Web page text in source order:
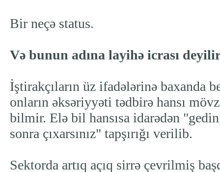
Bir neçə status.
Və bunun adına layihə icrası
İştirakçıların üz ifadələrinə baxanda
onların əksəriyyəti tədbirə hansı
bilmir. Elə bil hansısa idarədən
sonra çıxarsınız" tapşırığı verilib.
Sektorda artıq açıq sirrə çevrilmiş